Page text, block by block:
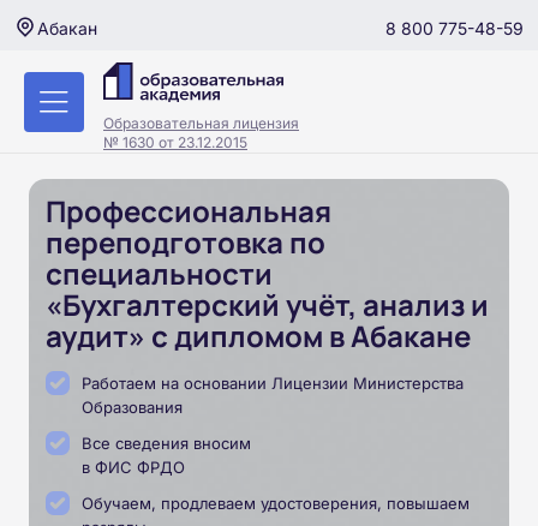
Абакан 8 800 775-48-59
Образовательная лицензия
№ 1630 от 23.12.2015
Профессиональная
переподготовка по
специальности
«Бухгалтерский учёт, анализ и
аудит» с дипломом в Абакане
Работаем на основании Лицензии Министерства
Образования
Все сведения вносим
в ФИС ФРДО
Обучаем, продлеваем удостоверения, повышаем